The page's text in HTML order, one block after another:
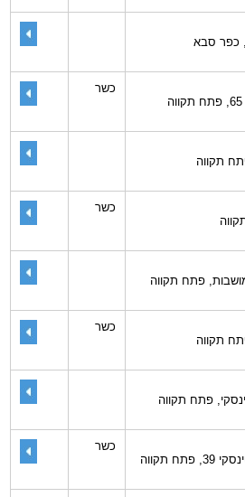
כשר
תקווה
כשר
תקווה
כשר
תקווה
כשר